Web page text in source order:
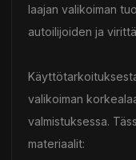
laajan valikoiman
autoilijoiden ja
valikoiman
valmistuksessa.
materiaalit: